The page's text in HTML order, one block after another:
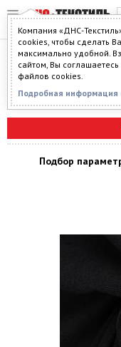
Компания «ДНС-
cookies, чтобы сделать
максимально удобной.
сайтом, Вы
файлов cookies.
Подробная информация
ТКАНИ
Главная >Каталог>
Подбор